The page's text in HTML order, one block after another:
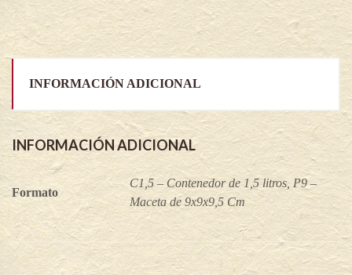
INFORMACIÓN ADICIONAL
INFORMACIÓN ADICIONAL
Formato
C1,5 – Contenedor de 1,5 litros, P9 –
Maceta de 9x9x9,5 Cm